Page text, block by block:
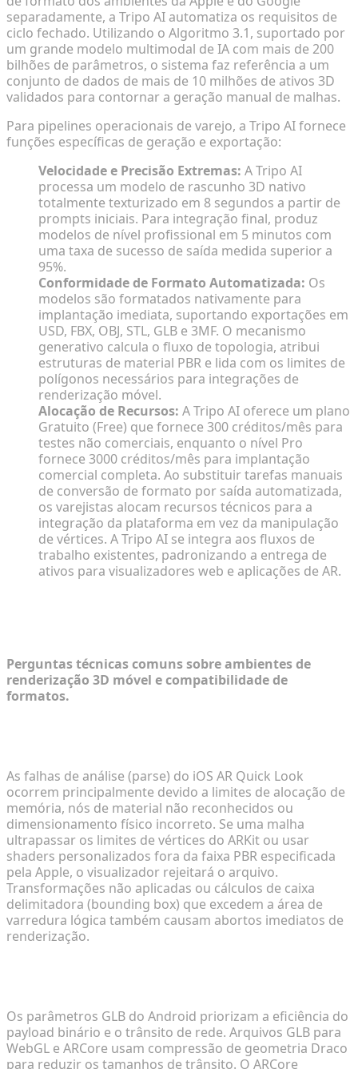
separadamente, a Tripo AI automatiza os requisitos de
ciclo fechado. Utilizando o Algoritmo 3.1, suportado por
um grande modelo multimodal de IA com mais de 200
bilhões de parâmetros, o sistema faz referência a um
conjunto de dados de mais de 10 milhões de ativos 3D
validados para contornar a geração manual de malhas.
Para pipelines operacionais de varejo, a Tripo AI fornece
funções específicas de geração e exportação:
Velocidade e Precisão Extremas: A Tripo AI
processa um modelo de rascunho 3D nativo
totalmente texturizado em 8 segundos a partir de
prompts iniciais. Para integração final, produz
modelos de nível profissional em 5 minutos com
uma taxa de sucesso de saída medida superior a
95%.
Conformidade de Formato Automatizada: Os
modelos são formatados nativamente para
implantação imediata, suportando exportações em
USD, FBX, OBJ, STL, GLB e 3MF. O mecanismo
generativo calcula o fluxo de topologia, atribui
estruturas de material PBR e lida com os limites de
polígonos necessários para integrações de
renderização móvel.
Alocação de Recursos: A Tripo AI oferece um plano
Gratuito (Free) que fornece 300 créditos/mês para
testes não comerciais, enquanto o nível Pro
fornece 3000 créditos/mês para implantação
comercial completa. Ao substituir tarefas manuais
de conversão de formato por saída automatizada,
os varejistas alocam recursos técnicos para a
integração da plataforma em vez da manipulação
de vértices. A Tripo AI se integra aos fluxos de
trabalho existentes, padronizando a entrega de
ativos para visualizadores web e aplicações de AR.
Perguntas técnicas comuns sobre ambientes de
renderização 3D móvel e compatibilidade de
formatos.
As falhas de análise (parse) do iOS AR Quick Look
ocorrem principalmente devido a limites de alocação de
memória, nós de material não reconhecidos ou
dimensionamento físico incorreto. Se uma malha
ultrapassar os limites de vértices do ARKit ou usar
shaders personalizados fora da faixa PBR especificada
pela Apple, o visualizador rejeitará o arquivo.
Transformações não aplicadas ou cálculos de caixa
delimitadora (bounding box) que excedem a área de
varredura lógica também causam abortos imediatos de
renderização.
Os parâmetros GLB do Android priorizam a eficiência do
payload binário e o trânsito de rede. Arquivos GLB para
WebGL e ARCore usam compressão de geometria Draco
para reduzir os tamanhos de trânsito. O ARCore